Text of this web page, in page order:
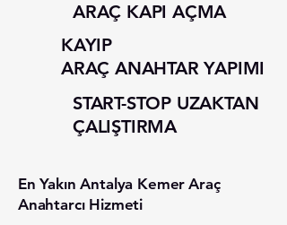
ARAÇ KAPI AÇMA
KAYIP
ARAÇ ANAHTAR YAPIMI
START-STOP UZAKTAN
ÇALIŞTIRMA
En Yakın Antalya Kemer Araç
Anahtarcı Hizmeti